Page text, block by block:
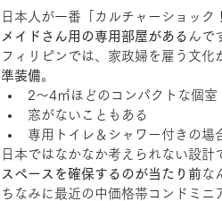
日本人が一番「カルチャーショック
メイドさん用の専用部屋がある んで
フィリピンでは、家政婦を雇う文化
準装備。
2〜4㎡ほどのコンパクトな個室
窓がないこともある
専用トイレ＆シャワー付きの場
日本ではなかなか考えられない設計
スペースを確保するのが当たり前 な
ちなみに最近の中価格帯コンドミニ